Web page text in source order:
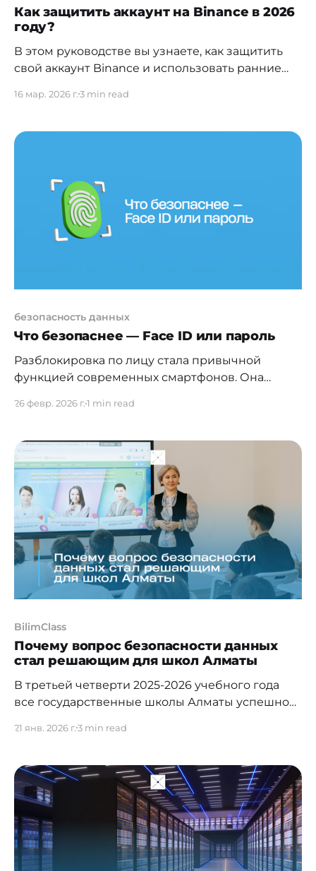
Как защитить аккаунт на Binance в 2026
году?
В этом руководстве вы узнаете, как защитить
свой аккаунт Binance и использовать ранние
остановить ошибочный перевод до отправки
пользователи криптовалют все чаще
распространены схемы с фейковой
поддержкой, инвестиционными
предложениями и поддельными
16 мар. 2026 г.3 min read
безопасность данных
Что безопаснее — Face ID или пароль
Разблокировка по лицу стала привычной
функцией современных смартфонов. Она
возникает вопрос: что на самом деле
Разбираемся, как работают оба способа защиты
и какой из них лучше использовать. Как
работает Face ID Face ID — это биометрическая
технология
26 февр. 2026 г.1 min read
BilimClass
Почему вопрос безопасности данных
стал решающим для школ Алматы
В третьей четверти 2025-2026 учебного года
все государственные школы Алматы успешно
платформу BilimClass. Она работает строго в
требованиям информационной безопасности.
BilimClass — абсолютно бесплатная платформа,
за использование которой не платят ни школы,
ни родители, ни государство. Как сообщают в
BilimClass, изначально переход на
21 янв. 2026 г.3 min read